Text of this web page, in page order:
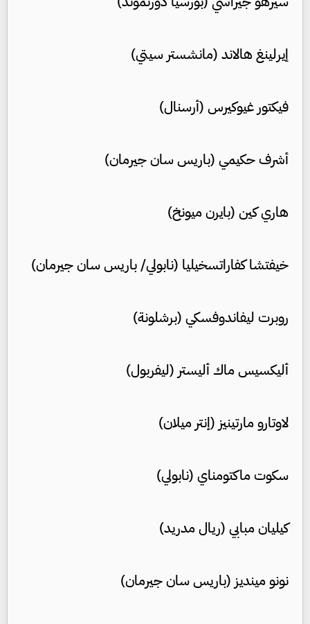
إيرلينغ هالاند (مانشستر سيتي)
فيكتور غيوكيرس (أرسنال)
أشرف حكيمي (باريس سان جيرمان)
هاري كين (بايرن ميونخ)
خيفتشا كفاراتسخيليا (نابولي/ باريس سان جيرمان)
روبرت ليفاندوفسكي (برشلونة)
أليكسيس ماك أليستر (ليفربول)
لاوتارو مارتينيز (إنتر ميلان)
سكوت ماكتومناي (نابولي)
كيليان مبابي (ريال مدريد)
نونو مينديز (باريس سان جيرمان)